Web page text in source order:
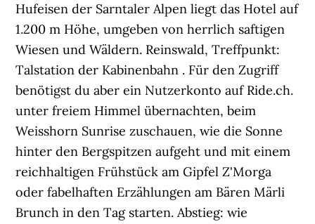
Hufeisen der Sarntaler Alpen liegt das Hotel auf
1.200 m Höhe, umgeben von herrlich saftigen
Wiesen und Wäldern. Reinswald, Treffpunkt:
Talstation der Kabinenbahn . Für den Zugriff
benötigst du aber ein Nutzerkonto auf Ride.ch.
unter freiem Himmel übernachten, beim
Weisshorn Sunrise zuschauen, wie die Sonne
hinter den Bergspitzen aufgeht und mit einem
reichhaltigen Frühstück am Gipfel Z'Morga
oder fabelhaften Erzählungen am Bären Märli
Brunch in den Tag starten. Abstieg: wie